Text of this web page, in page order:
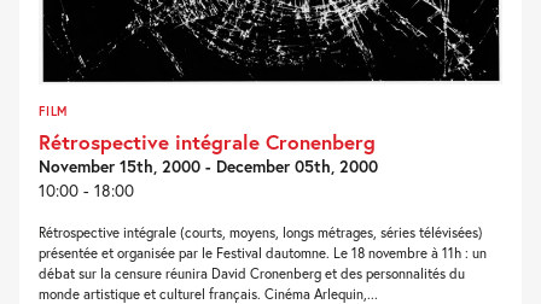
FILM
Rétrospective intégrale Cronenberg
November 15th, 2000 - December 05th, 2000
10:00 - 18:00
Rétrospective intégrale (courts, moyens, longs métrages, séries télévisées)
présentée et organisée par le Festival dautomne. Le 18 novembre à 11h : un
débat sur la censure réunira David Cronenberg et des personnalités du
monde artistique et culturel français. Cinéma Arlequin,...